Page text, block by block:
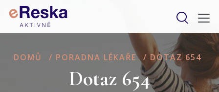
DOMŮ / PORADNA LÉKAŘE / DOTAZ 654
Dotaz 654